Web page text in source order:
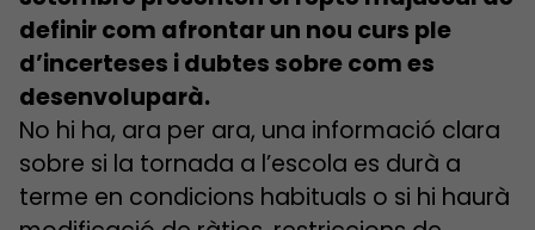
definir com afrontar un nou curs ple
d’incerteses i dubtes sobre com es
desenvoluparà.
No hi ha, ara per ara, una informació clara
sobre si la tornada a l’escola es durà a
terme en condicions habituals o si hi haurà